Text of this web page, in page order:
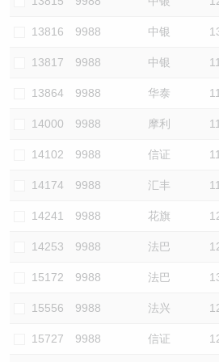
13816 9988 中银
13817 9988 中银
13864 9988 华泰
14000 9988 摩利
14102 9988 信证
14174 9988 汇丰
14241 9988 花旗
14253 9988 法巴
15172 9988 法巴
15556 9988 法兴
15727 9988 信证